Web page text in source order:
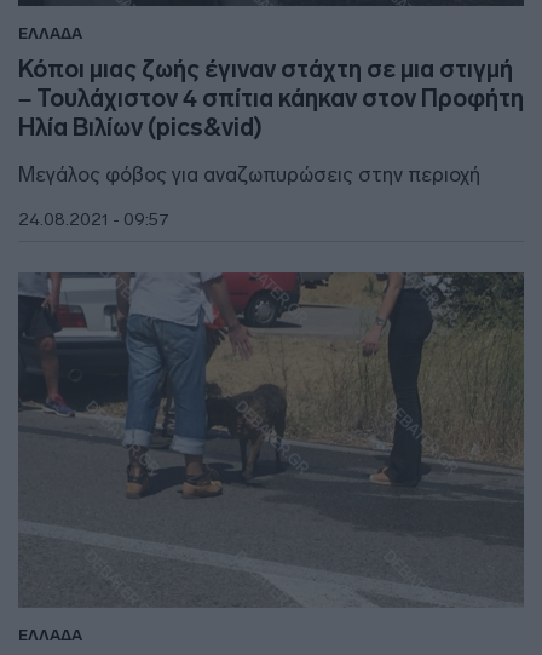
ΕΛΛΑΔΑ
Κόποι μιας ζωής έγιναν στάχτη σε μια στιγμή
– Τουλάχιστον 4 σπίτια κάηκαν στον Προφήτη
Ηλία Βιλίων (pics&vid)
Μεγάλος φόβος για αναζωπυρώσεις στην περιοχή
24.08.2021 - 09:57
ΕΛΛΑΔΑ